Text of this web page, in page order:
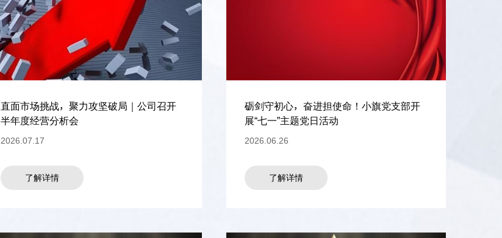
直面市场挑战，聚力攻坚破局｜公司召开
半年度经营分析会
2026.07.17
了解详情
砺剑守初心，奋进担使命！小旗党支部开
展“七一”主题党日活动
2026.06.26
了解详情